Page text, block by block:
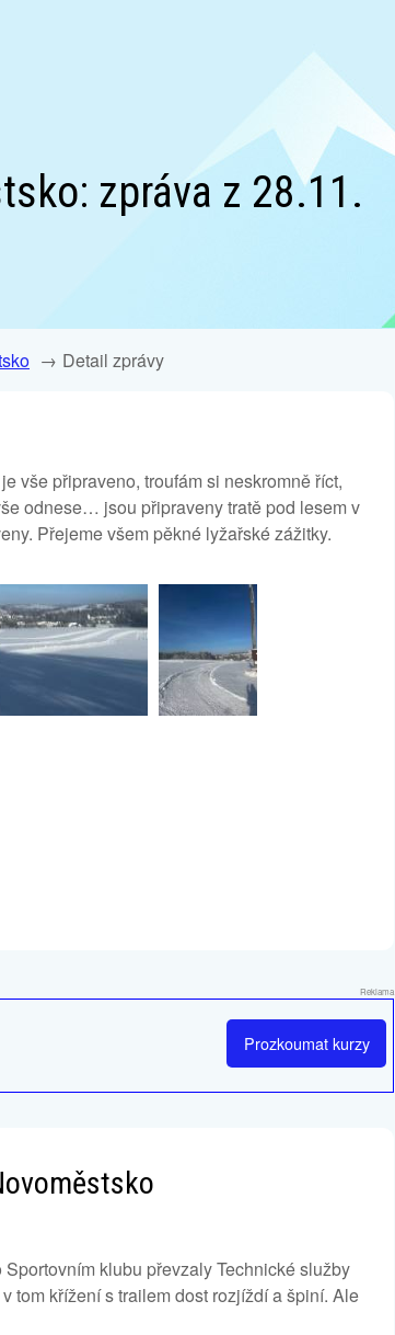
zpráva z 28.11.
Detail zprávy
vše připraveno, troufám si neskromně říct,
odnese… jsou připraveny tratě pod lesem v
Přejeme všem pěkné lyžařské zážitky.
Reklama
Prozkoumatkurzy
klubu převzaly Technické služby
tom křížení s trailem dost rozjíždí a špiní. Ale